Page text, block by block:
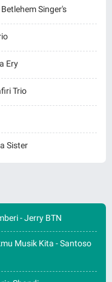
Singer's
Ery
Trio
Sister
- Jerry BTN
Musik Kita - Santoso